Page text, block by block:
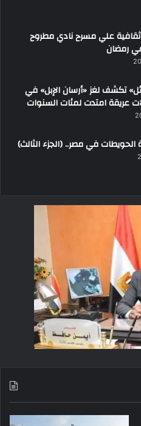
ثقافية علي مسرح نادي مطروح
رمضان
تكشف لغز «أرسان الإبل» في
عريقة امتدت لمئات السنوات
الحويطات في مصر.. (الجزء الثالث)